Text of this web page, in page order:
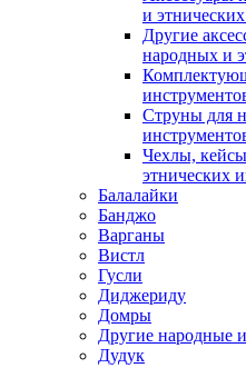
и
Другие
народных и
Струны для
Чехлы,
этнических
Балалайки
Банджо
Варганы
Вистл
Гусли
Диджериду
Домры
Другие народные
Дудук